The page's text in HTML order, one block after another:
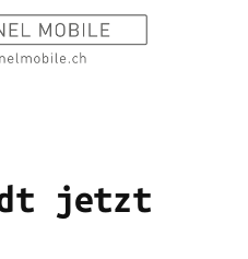
jetzt